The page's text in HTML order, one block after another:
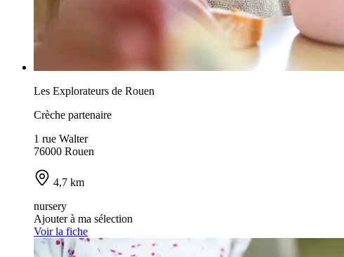
Les Explorateurs de Rouen
Crèche partenaire
1 rue Walter
76000 Rouen
4,7 km
nursery
Ajouter à ma sélection
Voir la fiche